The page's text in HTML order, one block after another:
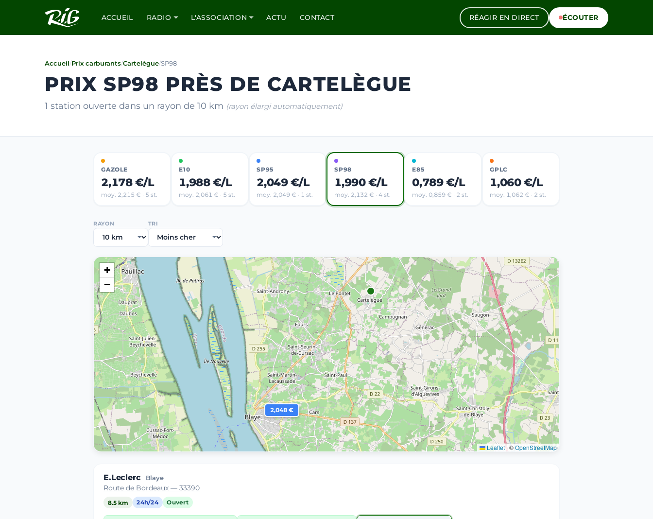
ACCUEIL RADIO L'ASSOCIATION ACTU CONTACT RÉAGIR EN DIRECT ÉCOUTER
Accueil/Prix carburants/Cartelègue/SP98
PRIX SP98 PRÈS DE CARTELÈGUE
1 station ouverte dans un rayon de 10 km (rayon élargi automatiquement)
GAZOLE
2,178 €/L
moy. 2,215 € · 5 st.
E10
1,988 €/L
moy. 2,061 € · 5 st.
SP95
2,049 €/L
moy. 2,049 € · 1 st.
SP98
1,990 €/L
moy. 2,132 € · 4 st.
E85
0,789 €/L
moy. 0,859 € · 2 st.
GPLC
1,060 €/L
moy. 1,062 € · 2 st.
RAYON TRI
2,048 €
+
−
Leaflet |©OpenStreetMap
E.Leclerc Blaye
Route de Bordeaux — 33390
8.5 km 24h/24 Ouvert